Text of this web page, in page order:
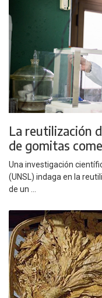
La reutilización
de gomitas
Una investigación
(UNSL) indaga en la
de un ...